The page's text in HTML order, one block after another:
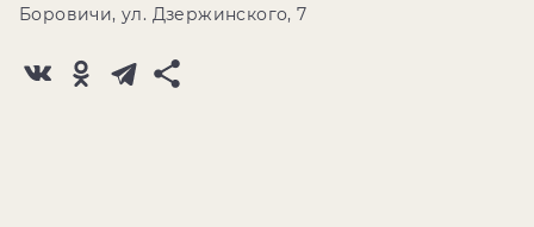
Боровичи, ул. Дзержинского, 7